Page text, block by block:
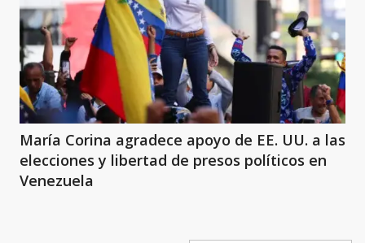
María Corina agradece apoyo de EE. UU. a las
elecciones y libertad de presos políticos en
Venezuela